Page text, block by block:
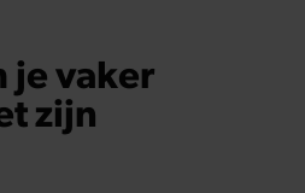
je vaker
zijn